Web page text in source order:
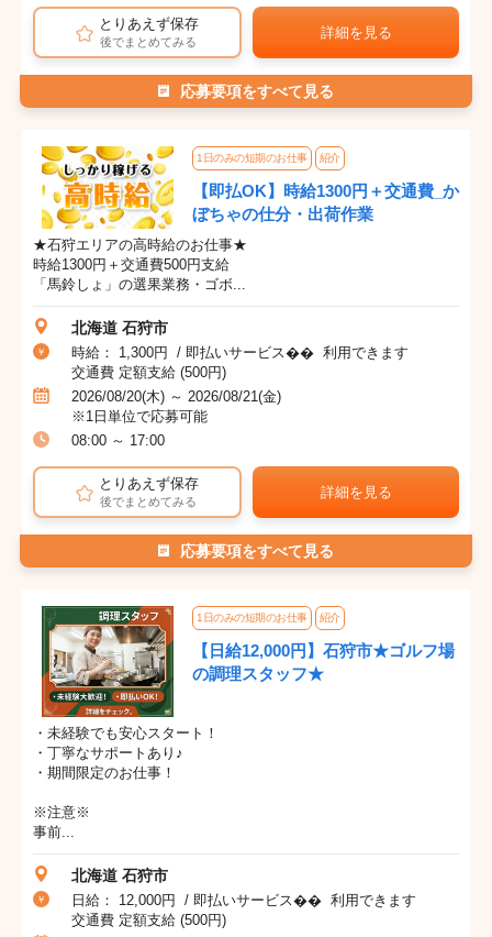
とりあえず保存
後でまとめてみる
詳細を見る
応募要項をすべて見る
1日のみの短期のお仕事 紹介
【即払OK】時給1300円＋交通費_か
ぼちゃの仕分・出荷作業
★石狩エリアの高時給のお仕事★
時給1300円＋交通費500円支給
「馬鈴しょ」の選果業務・ゴボ...
北海道 石狩市
時給： 1,300円 / 即払いサービス�� 利用できます
交通費 定額支給 (500円)
2026/08/20(木) ～ 2026/08/21(金)
※1日単位で応募可能
08:00 ～ 17:00
とりあえず保存
後でまとめてみる
詳細を見る
応募要項をすべて見る
1日のみの短期のお仕事 紹介
【日給12,000円】石狩市★ゴルフ場
の調理スタッフ★
・未経験でも安心スタート！
・丁寧なサポートあり♪
・期間限定のお仕事！
※注意※
事前...
北海道 石狩市
日給： 12,000円 / 即払いサービス�� 利用できます
交通費 定額支給 (500円)